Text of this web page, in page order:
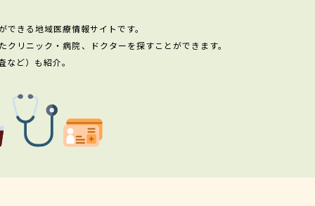
きる地域医療情報サイトです。
リニック・病院、ドクターを探すことができます。
ど）も紹介。